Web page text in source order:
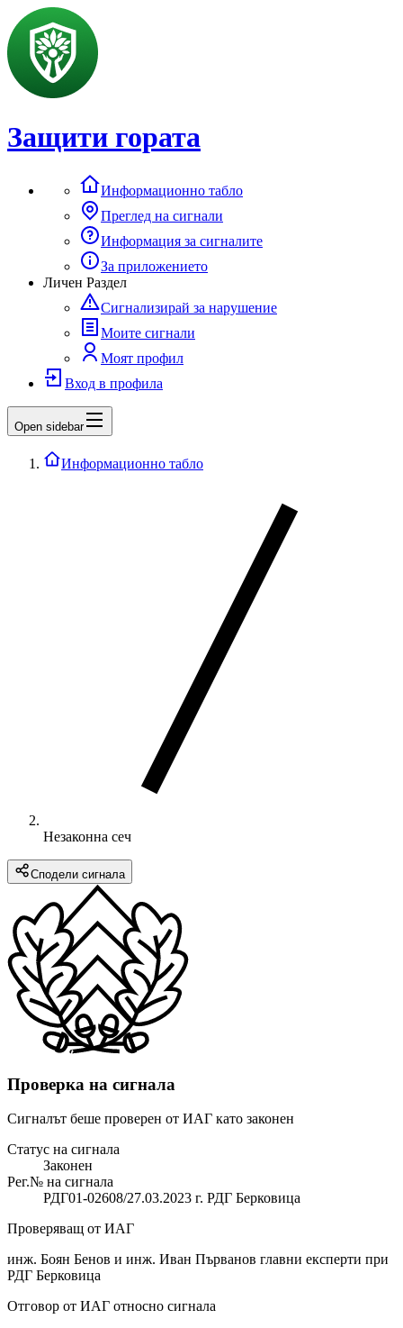
Защити гората
Информационно табло
Преглед на сигнали
Информация за сигналите
За приложението
Личен Раздел
Сигнализирай за нарушение
Моите сигнали
Моят профил
Вход в профила
Open sidebar
Информационно табло
Незаконна сеч
Сподели сигнала
Проверка на сигнала
Сигналът беше проверен от ИАГ като законен
Статус на сигнала
Законен
Рег.№ на сигнала
РДГ01-02608/27.03.2023 г. РДГ Берковица
Проверяващ от ИАГ
инж. Боян Бенов и инж. Иван Първанов главни експерти при
РДГ Берковица
Отговор от ИАГ относно сигнала